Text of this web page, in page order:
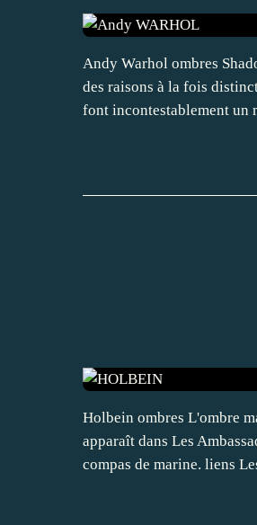
Andy Warhol ombres
des raisons à la fois
font incontestablement un
Holbein ombres L'ombre
apparaît dans Les
compas de marine. liens